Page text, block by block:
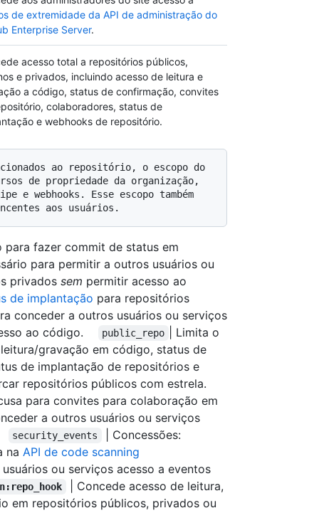
de extremidade da API de administração do
Enterprise Server.
acesso total a repositórios públicos,
e privados, incluindo acesso de leitura e
a código, status de confirmação, convites
colaboradores, status de
e webhooks de repositório.
de propriedade da organização,
webhooks. Esse escopo também
para fazer commit de status em
para permitir a outros usuários ou
privados sem permitir acesso ao
de implantação para repositórios
conceder a outros usuários ou serviços
ao código. public_repo
| Limita o
gravação em código, status de
de implantação de repositórios e
repositórios públicos com estrela.
para convites para colaboração em
a outros usuários ou serviços
security_events
| Concessões:
na API de code scanning
ou serviços acesso a eventos
| Concede acesso de leitura,
em repositórios públicos, privados ou